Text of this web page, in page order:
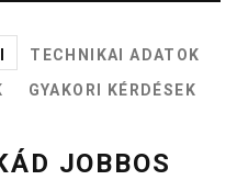
TECHNIKAI ADATOK
GYAKORI KÉRDÉSEK
JOBBOS